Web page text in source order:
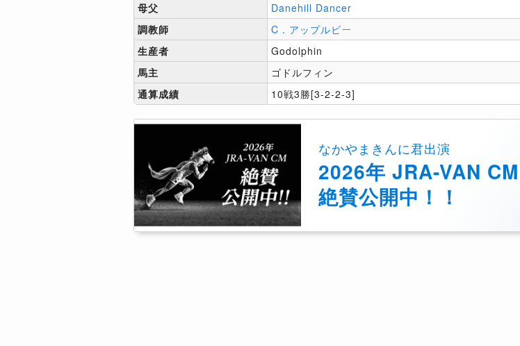
母父
Danehill Dancer
調教師
C．アップルビー
生産者
Godolphin
馬主
ゴドルフィン
通算成績
10戦3勝[3-2-2-3]
なかやまきんに君出演
2026年 JRA-VAN CM
絶賛公開中！！